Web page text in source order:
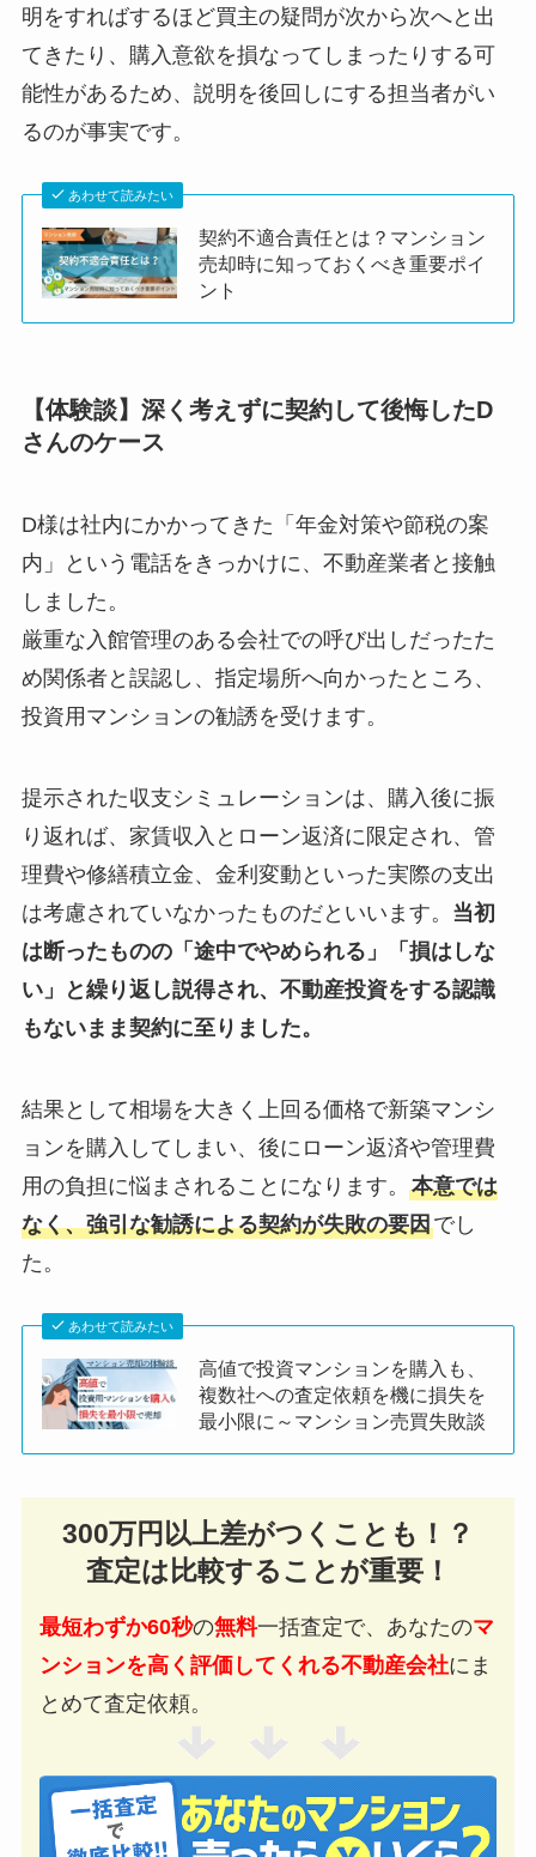
明をすればするほど買主の疑問が次から次へと出
てきたり、購入意欲を損なってしまったりする可
能性があるため、説明を後回しにする担当者がい
るのが事実です。
あわせて読みたい
契約不適合責任とは？マンション
売却時に知っておくべき重要ポイ
ント
【体験談】深く考えずに契約して後悔したD
さんのケース
D様は社内にかかってきた「年金対策や節税の案
内」という電話をきっかけに、不動産業者と接触
しました。
厳重な入館管理のある会社での呼び出しだったた
め関係者と誤認し、指定場所へ向かったところ、
投資用マンションの勧誘を受けます。
提示された収支シミュレーションは、購入後に振
り返れば、家賃収入とローン返済に限定され、管
理費や修繕積立金、金利変動といった実際の支出
は考慮されていなかったものだといいます。 当初
は断ったものの「途中でやめられる」「損はしな
い」と繰り返し説得され、不動産投資をする認識
もないまま契約に至りました。
結果として相場を大きく上回る価格で新築マンシ
ョンを購入してしまい、後にローン返済や管理費
用の負担に悩まされることになります。 本意では
なく、強引な勧誘による契約が失敗の要因でし
た。
あわせて読みたい
高値で投資マンションを購入も、
複数社への査定依頼を機に損失を
最小限に～マンション売買失敗談
300万円以上差がつくことも！？
査定は比較することが重要！
最短わずか60秒の無料一括査定で、あなたのマ
ンションを高く評価してくれる不動産会社にま
とめて査定依頼。